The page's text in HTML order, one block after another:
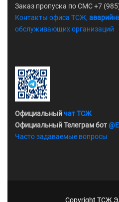
Заказ пропуска по СМС +7
Контакты офиса ТСЖ,
обслуживающих организаций
Официальныйчат ТСЖ
Официальный Телеграм бот
Часто задаваемые вопросы
Copyright ТСЖ